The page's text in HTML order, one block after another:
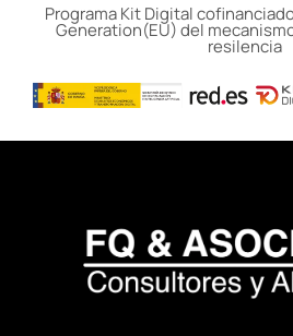
Programa Kit Digital
Generation(EU) del
resilencia